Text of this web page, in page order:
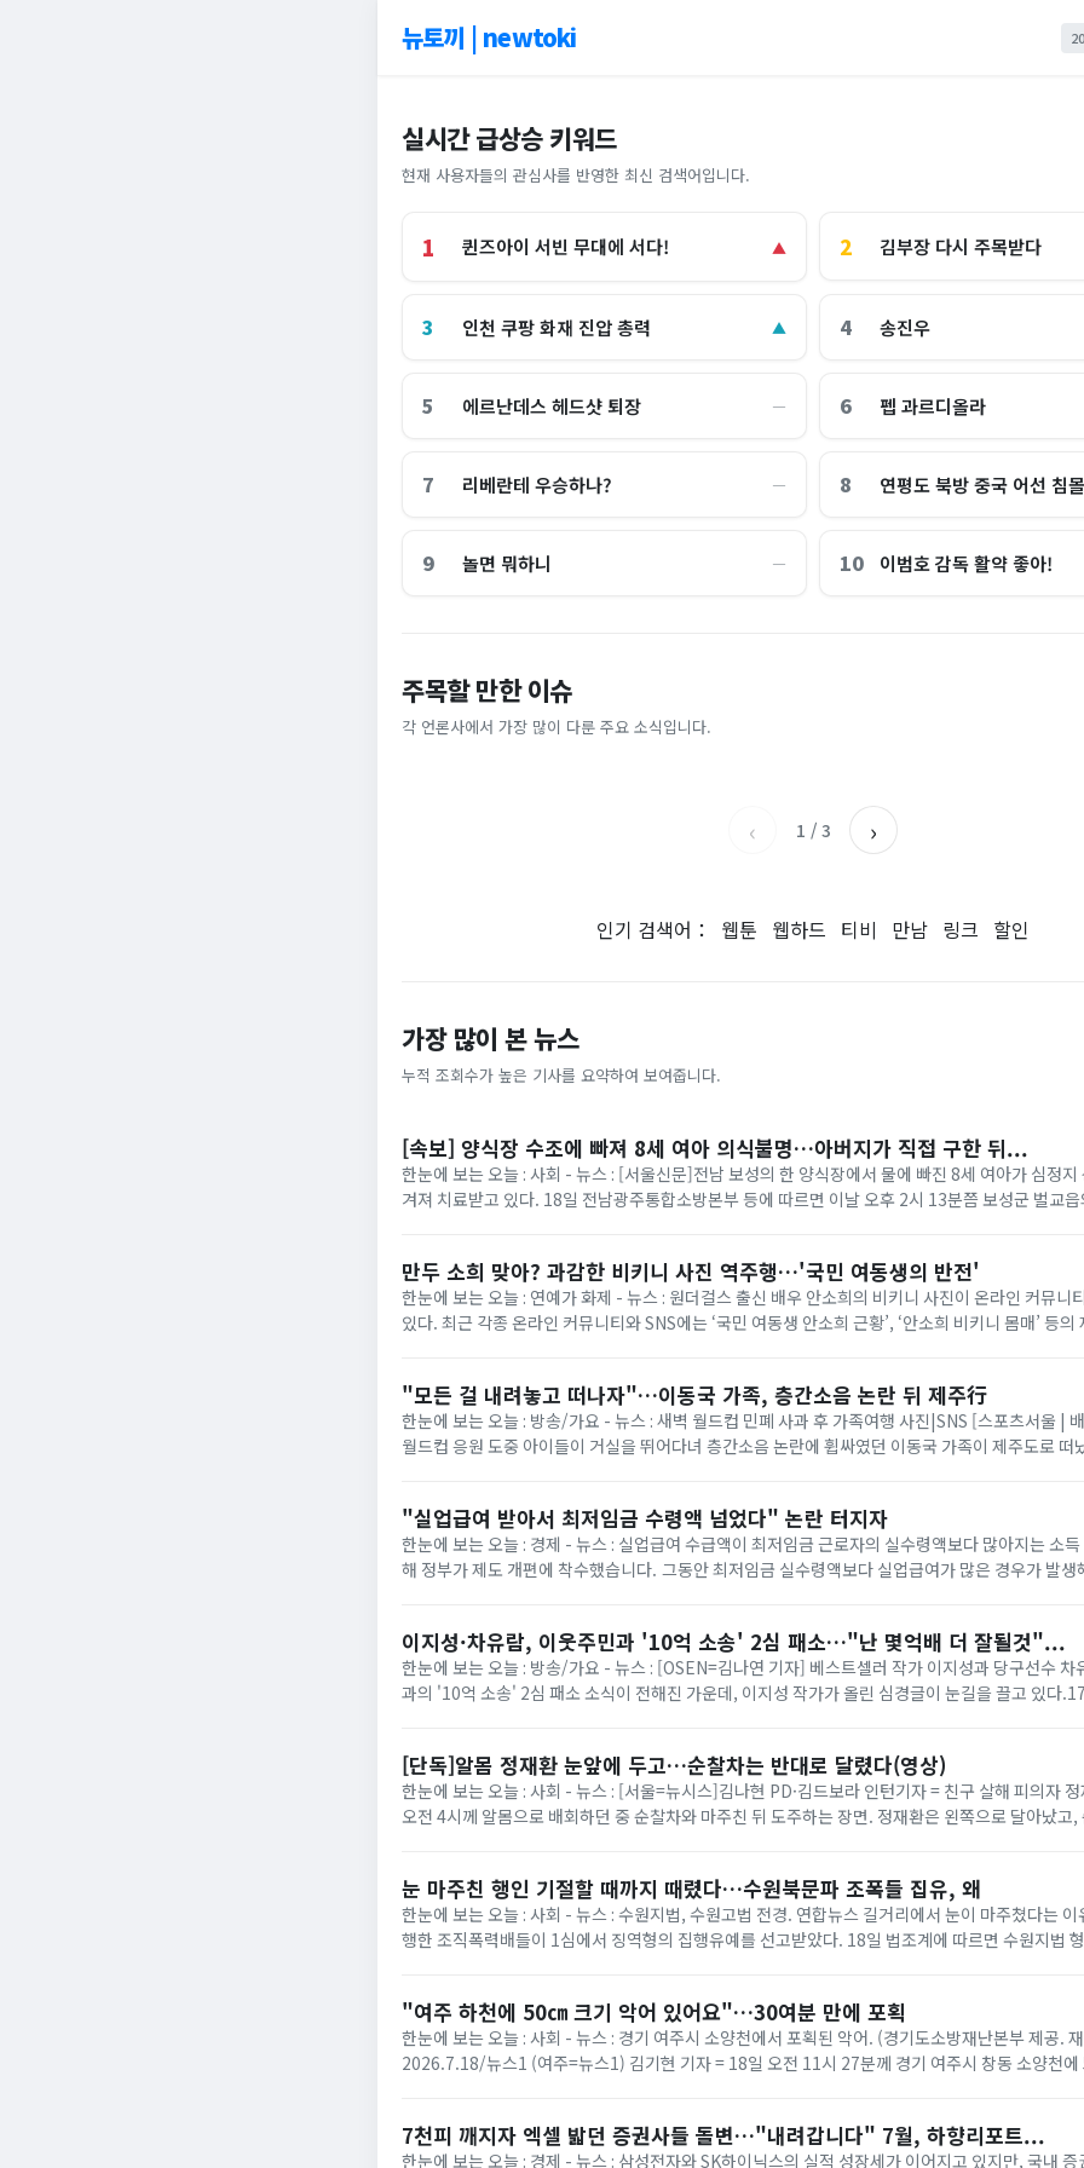
뉴토끼 | newtoki
실시간 급상승 키워드
현재 사용자들의 관심사를 반영한 최신 검색어입니다.
1 퀸즈아이 서빈 무대에 서다! ▲ 2 김부장 다시 주목받다
3 인천 쿠팡 화재 진압 총력 ▲ 4 송진우
5 에르난데스 헤드샷 퇴장 ― 6 펩 과르디올라
7 리베란테 우승하나? ― 8 연평도 북방 중국 어선 침몰
9 놀면 뭐하니 ― 10 이범호 감독 활약 좋아!
주목할 만한 이슈
각 언론사에서 가장 많이 다룬 주요 소식입니다.
홈플러스, 2000억원으로 '시간'을 샀다
비즈워치
[날씨] 오늘 밤 또 내린다...내륙 중심 최대 150mm
‹ 1 / 3 ›
인기 검색어： 웹툰 웹하드 티비 만남 링크 할인
가장 많이 본 뉴스
누적 조회수가 높은 기사를 요약하여 보여줍니다.
[속보] 양식장 수조에 빠져 8세 여아 의식불명…아버지가 직접 구한 뒤...
한눈에 보는 오늘 : 사회 - 뉴스 : [서울신문]전남 보성의 한 양식장에서 물에 빠진 8세 여아가 심정지
겨져 치료받고 있다. 18일 전남광주통합소방본부 등에 따르면 이날 오후 2시 13분쯤 보성군 벌교
만두 소희 맞아? 과감한 비키니 사진 역주행…'국민 여동생의 반전'
한눈에 보는 오늘 : 연예가 화제 - 뉴스 : 원더걸스 출신 배우 안소희의 비키니 사진이 온라인 커뮤니
있다. 최근 각종 온라인 커뮤니티와 SNS에는 ‘국민 여동생 안소희 근황’, ‘안소희 비키니 몸매’ 등
"모든 걸 내려놓고 떠나자"…이동국 가족, 층간소음 논란 뒤 제주行
한눈에 보는 오늘 : 방송/가요 - 뉴스 : 새벽 월드컵 민폐 사과 후 가족여행 사진|SNS [스포츠서울 |
월드컵 응원 도중 아이들이 거실을 뛰어다녀 층간소음 논란에 휩싸였던 이동국 가족이 제주도로 떠
"실업급여 받아서 최저임금 수령액 넘었다" 논란 터지자
한눈에 보는 오늘 : 경제 - 뉴스 : 실업급여 수급액이 최저임금 근로자의 실수령액보다 많아지는 소
해 정부가 제도 개편에 착수했습니다. 그동안 최저임금 실수령액보다 실업급여가 많은 경우가 발생해 "실업급여가 근로
이지성·차유람, 이웃주민과 '10억 소송' 2심 패소…"난 몇억배 더 잘될것"...
한눈에 보는 오늘 : 방송/가요 - 뉴스 : [OSEN=김나연 기자] 베스트셀러 작가 이지성과 당구선수 차
과의 '10억 소송' 2심 패소 소식이 전해진 가운데, 이지성 작가가 올린 심경글이 눈길을 끌고 있다
[단독]알몸 정재환 눈앞에 두고…순찰차는 반대로 달렸다(영상)
한눈에 보는 오늘 : 사회 - 뉴스 : [서울=뉴시스]김나현 PD·김드보라 인턴기자 = 친구 살해 피의자
오전 4시께 알몸으로 배회하던 중 순찰차와 마주친 뒤 도주하는 장면. 정재환은 왼쪽으로 달아났고
눈 마주친 행인 기절할 때까지 때렸다…수원북문파 조폭들 집유, 왜
한눈에 보는 오늘 : 사회 - 뉴스 : 수원지법, 수원고법 전경. 연합뉴스 길거리에서 눈이 마주쳤다는
행한 조직폭력배들이 1심에서 징역형의 집행유예를 선고받았다. 18일 법조계에 따르면 수원지법
"여주 하천에 50㎝ 크기 악어 있어요"…30여분 만에 포획
한눈에 보는 오늘 : 사회 - 뉴스 : 경기 여주시 소양천에서 포획된 악어. (경기도소방재난본부 제공.
2026.7.18/뉴스1 (여주=뉴스1) 김기현 기자 = 18일 오전 11시 27분께 경기 여주시 창동 소양천에
7천피 깨지자 엑셀 밟던 증권사들 돌변…"내려갑니다" 7월, 하향리포트...
한눈에 보는 오늘 : 경제 - 뉴스 : 삼성전자와 SK하이닉스의 실적 성장세가 이어지고 있지만, 국내